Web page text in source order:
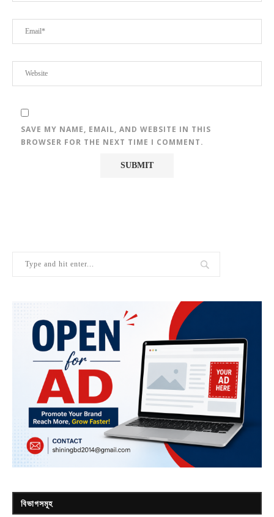
SAVE MY NAME, EMAIL, AND WEBSITE IN THIS
BROWSER FOR THE NEXT TIME I COMMENT.
বিভাগসমূহ